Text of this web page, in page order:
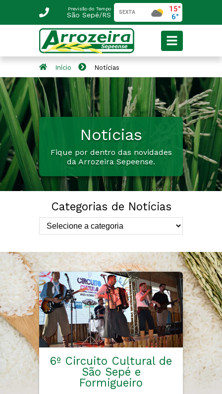
Previsão do Tempo
São Sepé/RS
Início Notícias
Notícias
Fique por dentro das novidades
da Arrozeira Sepeense.
Categorias de Notícias
6º Circuito Cultural de
São Sepé e
Formigueiro